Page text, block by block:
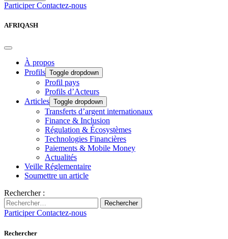
ParticiperContactez-nous
AFRIQASH
À propos
Profils Toggle dropdown
Profil pays
Profils d’Acteurs
Articles Toggle dropdown
Transferts d’argent internationaux
Finance & Inclusion
Régulation & Écosystèmes
Technologies Financières
Paiements & Mobile Money
Actualités
Veille Réglementaire
Soumettre un article
Rechercher :
Rechercher
ParticiperContactez-nous
Rechercher